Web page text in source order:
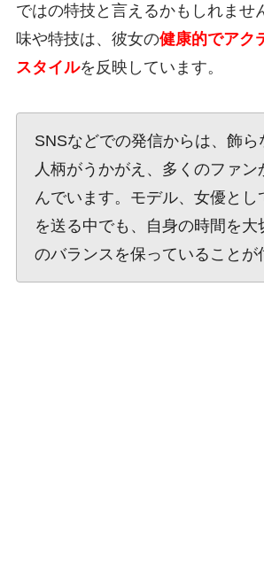
ではの特技と言えるかもしれませ
味や特技は、彼女の健康的でアク
スタイルを反映しています。
SNSなどでの発信からは、飾ら
人柄がうかがえ、多くのファン
んでいます。モデル、女優とし
を送る中でも、自身の時間を大
のバランスを保っていることが